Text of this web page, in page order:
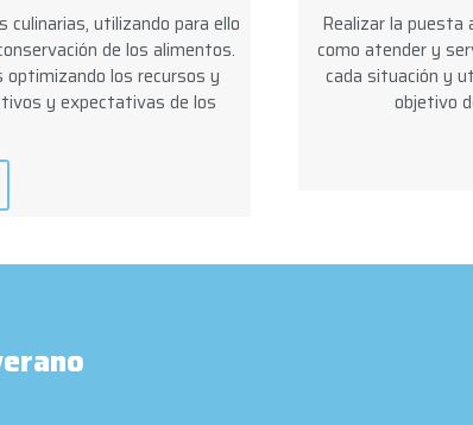
utilizando para ello
de los alimentos.
los recursos y
y expectativas de los
Realizar la
como atender y
cada situación y
objetivo